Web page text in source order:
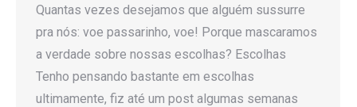
Quantas vezes desejamos que alguém sussurre
pra nós: voe passarinho, voe! Porque mascaramos
a verdade sobre nossas escolhas? Escolhas
Tenho pensando bastante em escolhas
ultimamente, fiz até um post algumas semanas